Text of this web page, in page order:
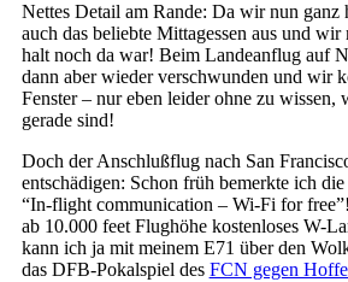
Nettes Detail am Rande: Da wir nun ganz
auch das beliebte Mittagessen aus und wir
halt noch da war! Beim Landeanflug auf
dann aber wieder verschwunden und wir
Fenster – nur eben leider ohne zu wissen,
gerade sind!
Doch der Anschlußflug nach San
entschädigen: Schon früh bemerkte ich
“In-flight communication – Wi-Fi for free”!
ab 10.000 feet Flughöhe kostenloses W-
kann ich ja mit meinem E71 über den
das DFB-Pokalspiel des FCN gegen